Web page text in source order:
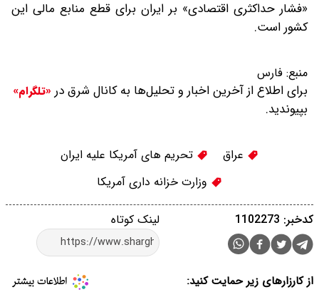
«فشار حداکثری اقتصادی» بر ایران برای قطع منابع مالی این
کشور است.
منبع: فارس
برای اطلاع از آخرین اخبار و تحلیل‌ها به کانال شرق در «تلگرام»
بپیوندید.
عراق
تحریم های آمریکا علیه ایران
وزارت خزانه داری آمریکا
لینک کوتاه کدخبر: 1102273
از کارزارهای زیر حمایت کنید: